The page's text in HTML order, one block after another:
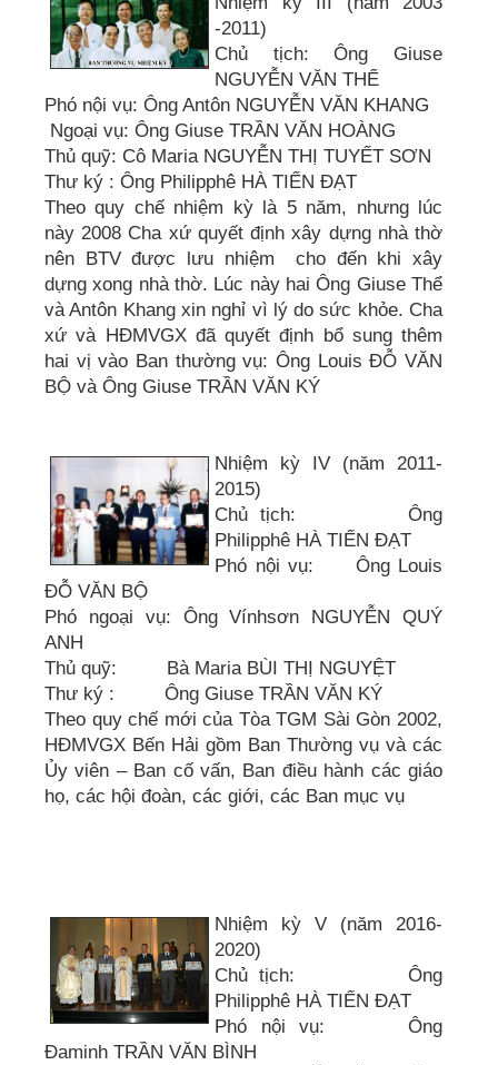
-2011)
Chủ tịch: Ông Giuse
NGUYỄN VĂN THỂ
Phó nội vụ: Ông Antôn NGUYỄN VĂN KHANG
Ngoại vụ: Ông Giuse TRẦN VĂN HOÀNG
Thủ quỹ: Cô Maria NGUYỄN THỊ TUYẾT SƠN
Thư ký : Ông Philipphê HÀ TIẾN ĐẠT
Theo quy chế nhiệm kỳ là 5 năm, nhưng lúc
này 2008 Cha xứ quyết định xây dựng nhà thờ
nên BTV được lưu nhiệm cho đến khi xây
dựng xong nhà thờ. Lúc này hai Ông Giuse Thể
và Antôn Khang xin nghỉ vì lý do sức khỏe. Cha
xứ và HĐMVGX đã quyết định bổ sung thêm
hai vị vào Ban thường vụ: Ông Louis ĐỖ VĂN
BỘ và Ông Giuse TRẦN VĂN KÝ
Nhiệm kỳ IV (năm 2011-
2015)
Chủ tịch: Ông
Philipphê HÀ TIẾN ĐẠT
Phó nội vụ: Ông Louis
ĐỖ VĂN BỘ
Phó ngoại vụ: Ông Vínhsơn NGUYỄN QUÝ
ANH
Thủ quỹ: Bà Maria BÙI THỊ NGUYỆT
Thư ký : Ông Giuse TRẦN VĂN KÝ
Theo quy chế mới của Tòa TGM Sài Gòn 2002,
HĐMVGX Bến Hải gồm Ban Thường vụ và các
Ủy viên – Ban cố vấn, Ban điều hành các giáo
họ, các hội đoàn, các giới, các Ban mục vụ
Nhiệm kỳ V (năm 2016-
2020)
Chủ tịch: Ông
Philipphê HÀ TIẾN ĐẠT
Phó nội vụ: Ông
Đaminh TRẦN VĂN BÌNH